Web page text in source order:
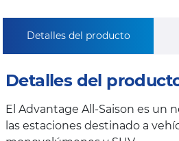
Detalles del producto
Detalles del
El Advantage All-Saison es un
las estaciones destinado a